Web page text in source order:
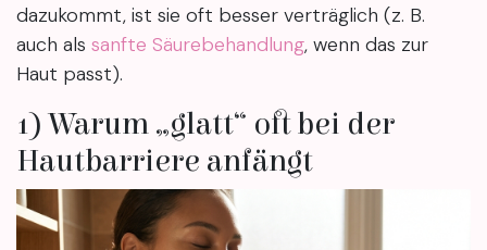
dazukommt, ist sie oft besser verträglich (z. B.
auch als sanfte Säurebehandlung, wenn das zur
Haut passt).
1) Warum „glatt“ oft bei der
Hautbarriere anfängt